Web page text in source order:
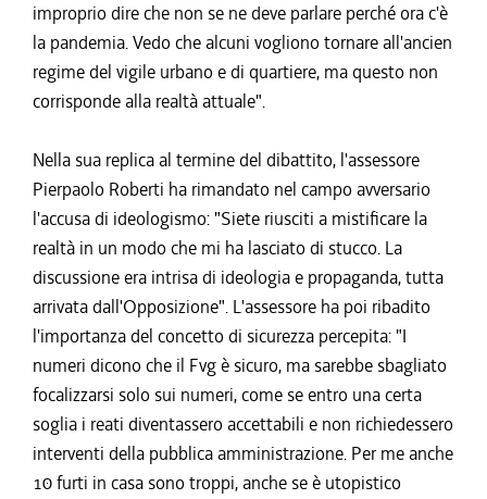
improprio dire che non se ne deve parlare perché ora c'è
la pandemia. Vedo che alcuni vogliono tornare all'ancien
regime del vigile urbano e di quartiere, ma questo non
corrisponde alla realtà attuale".
Nella sua replica al termine del dibattito, l'assessore
Pierpaolo Roberti ha rimandato nel campo avversario
l'accusa di ideologismo: "Siete riusciti a mistificare la
realtà in un modo che mi ha lasciato di stucco. La
discussione era intrisa di ideologia e propaganda, tutta
arrivata dall'Opposizione". L'assessore ha poi ribadito
l'importanza del concetto di sicurezza percepita: "I
numeri dicono che il Fvg è sicuro, ma sarebbe sbagliato
focalizzarsi solo sui numeri, come se entro una certa
soglia i reati diventassero accettabili e non richiedessero
interventi della pubblica amministrazione. Per me anche
10 furti in casa sono troppi, anche se è utopistico